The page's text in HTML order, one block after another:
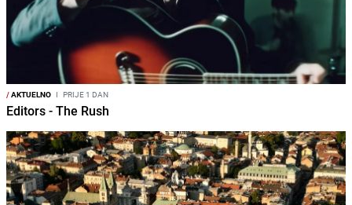
/AKTUELNO I PRIJE 1 DAN
Editors - The Rush